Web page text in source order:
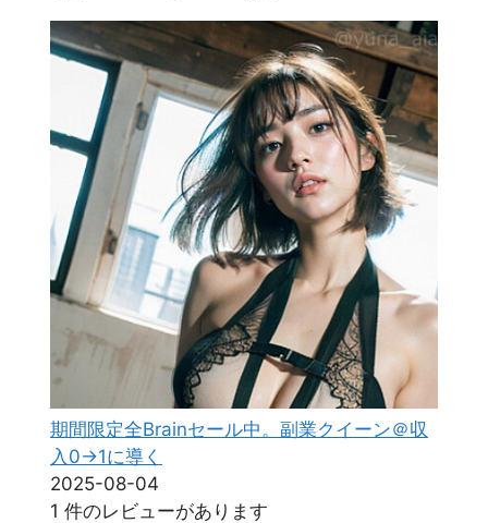
期間限定全Brainセール中。副業クイーン＠収
入0→1に導く
2025-08-04
1 件のレビューがあります